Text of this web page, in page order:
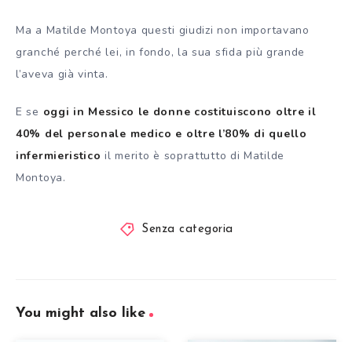
Ma a Matilde Montoya questi giudizi non importavano
granché perché lei, in fondo, la sua sfida più grande
l’aveva già vinta.
E se oggi in Messico le donne costituiscono oltre il
40% del personale medico e oltre l’80% di quello
infermieristico il merito è soprattutto di Matilde
Montoya.
Senza categoria
You might also like